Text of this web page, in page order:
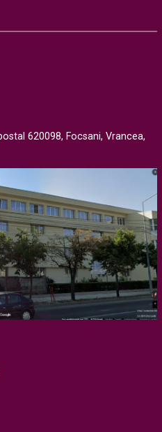
620098, Focsani, Vrancea,